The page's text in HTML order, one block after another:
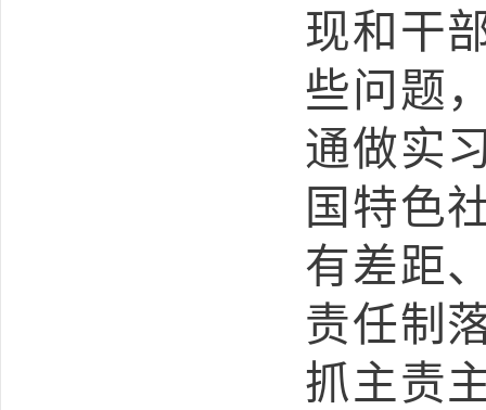
现和干
些问题
通做实
国特色
有差距
责任制
抓主责